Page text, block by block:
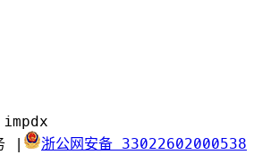
|
浙公网安备 33022602000538